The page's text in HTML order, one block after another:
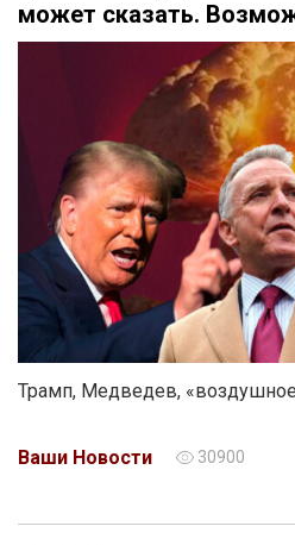
может сказать.
Трамп, Медведев,
Ваши Новости 30900